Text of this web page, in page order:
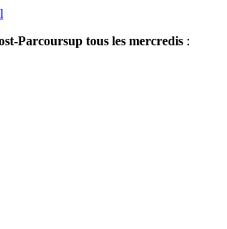
Parcoursup tous les mercredis :